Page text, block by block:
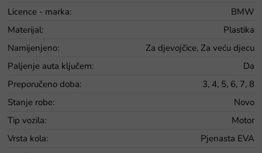
Licence - marka:
BMW
Materijal:
Plastika
Namijenjeno:
Za djevojčice, Za veću djecu
Paljenje auta ključem:
Da
Preporučeno doba:
3, 4, 5, 6, 7, 8
Stanje robe:
Novo
Tip vozila:
Motor
Vrsta kola:
Pjenasta EVA